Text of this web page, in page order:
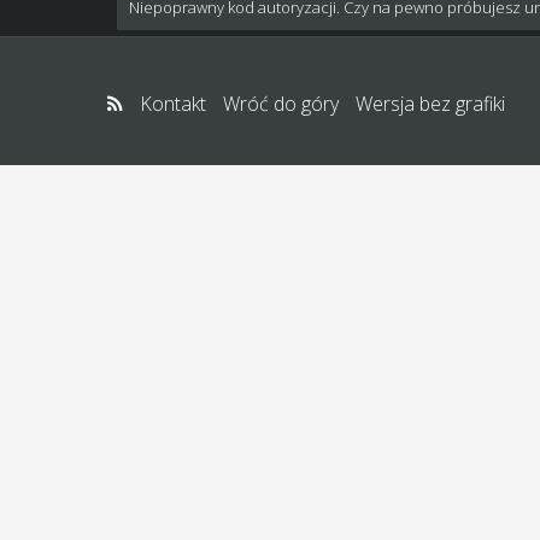
Niepoprawny kod autoryzacji. Czy na pewno próbujesz
Kontakt Wróć do góry Wersja bez grafiki